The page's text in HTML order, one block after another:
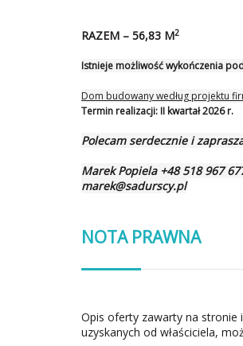
RAZEM – 56,83 M2
Istnieje możliwość wykończenia
Dom budowany według projektu
Termin realizacji: II kwartał 2026 r.
Polecam serdecznie i
Marek Popiela +48 518 967
marek@sadurscy.pl
NOTA PRAWNA
Opis oferty zawarty na
uzyskanych od właściciela,